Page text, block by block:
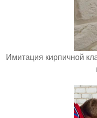
Имитация кирпичной